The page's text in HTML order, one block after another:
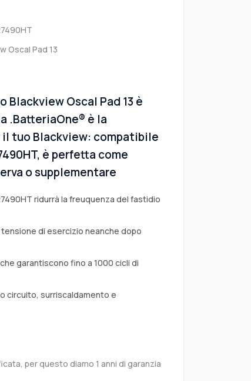
Oscal Pad 13
Oscal Pad 13 è
.BatteriaOne® è la
tuo Blackview: compatibile
è perfetta come
o supplementare
ridurrà la freuquenza del fastidio
di esercizio neanche dopo
garantiscono fino a 1000 cicli di
circuito, surriscaldamento e
per questo diamo 1 anni di garanzia